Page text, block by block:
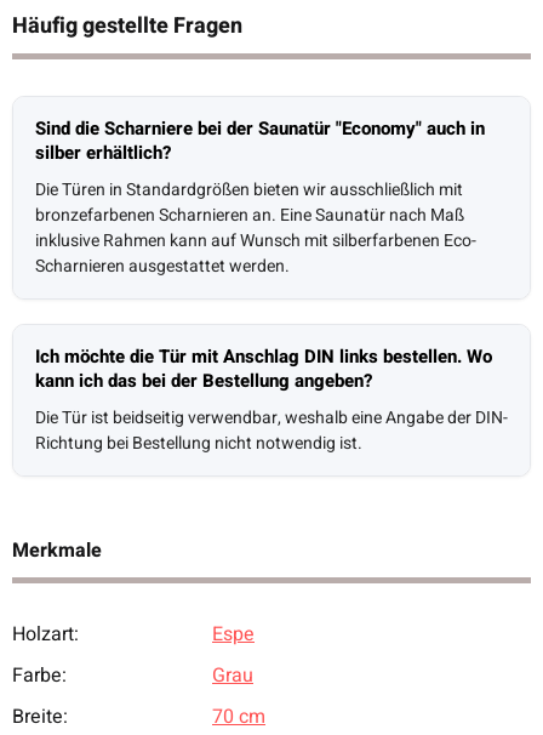
Häufig gestellte Fragen
Sind die Scharniere bei der Saunatür "Economy" auch in
silber erhältlich?
Die Türen in Standardgrößen bieten wir ausschließlich mit
bronzefarbenen Scharnieren an. Eine Saunatür nach Maß
inklusive Rahmen kann auf Wunsch mit silberfarbenen Eco-
Scharnieren ausgestattet werden.
Ich möchte die Tür mit Anschlag DIN links bestellen. Wo
kann ich das bei der Bestellung angeben?
Die Tür ist beidseitig verwendbar, weshalb eine Angabe der DIN-
Richtung bei Bestellung nicht notwendig ist.
Merkmale
Produkteigenschaft
Wert
Holzart:
Espe
Farbe:
Grau
Breite:
70 cm